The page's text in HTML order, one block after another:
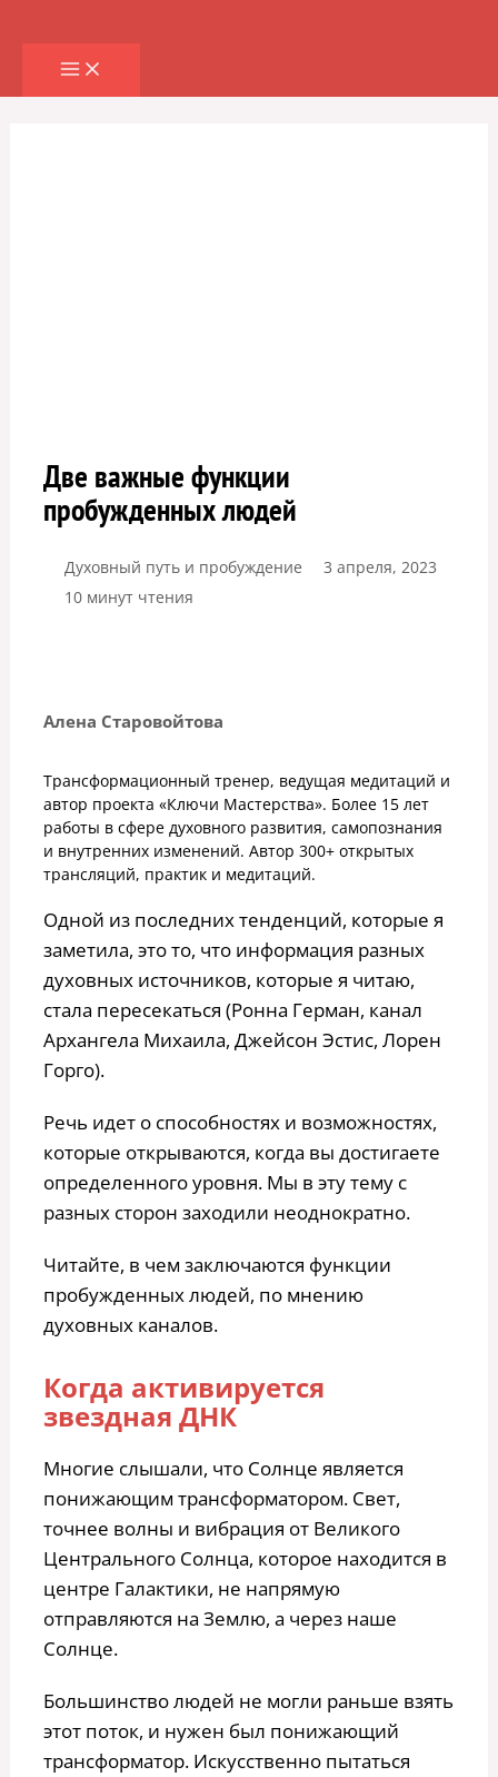
содержимому
Две важные функции
пробужденных людей
Духовный путь и пробуждение
3 апреля, 2023
10 минут чтения
Алена Старовойтова
Трансформационный тренер, ведущая медитаций и
автор проекта «Ключи Мастерства». Более 15 лет
работы в сфере духовного развития, самопознания
и внутренних изменений. Автор 300+ открытых
трансляций, практик и медитаций.
Одной из последних тенденций, которые я
заметила, это то, что информация разных
духовных источников, которые я читаю,
стала пересекаться (Ронна Герман, канал
Архангела Михаила, Джейсон Эстис, Лорен
Горго).
Речь идет о способностях и возможностях,
которые открываются, когда вы достигаете
определенного уровня. Мы в эту тему с
разных сторон заходили неоднократно.
Читайте, в чем заключаются функции
пробужденных людей, по мнению
духовных каналов.
Когда активируется
звездная ДНК
Многие слышали, что Солнце является
понижающим трансформатором. Свет,
точнее волны и вибрация от Великого
Центрального Солнца, которое находится в
центре Галактики, не напрямую
отправляются на Землю, а через наше
Солнце.
Большинство людей не могли раньше взять
этот поток, и нужен был понижающий
трансформатор. Искусственно пытаться